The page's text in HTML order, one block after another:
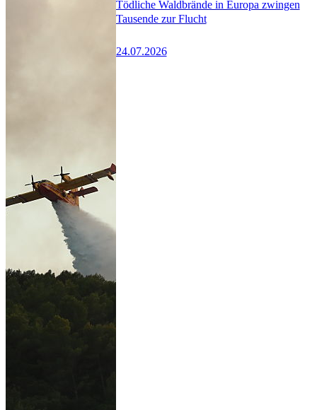
Tödliche Waldbrände in Europa zwingen
Tausende zur Flucht
24.07.2026